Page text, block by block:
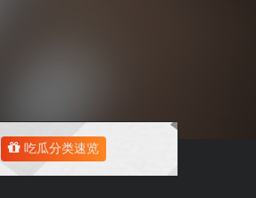
吃瓜分类速览